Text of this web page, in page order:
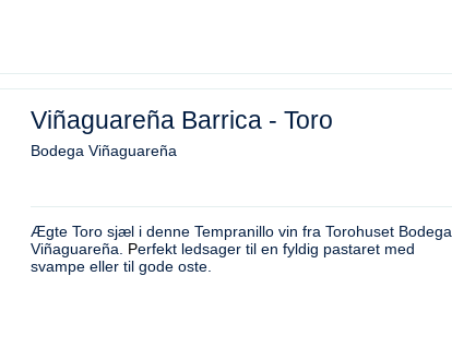
Viñaguareña Barrica - Toro
Bodega Viñaguareña
Ægte Toro sjæl i denne Tempranillo vin fra Torohuset Bodega
Viñaguareña. Perfekt ledsager til en fyldig pastaret med
svampe eller til gode oste.